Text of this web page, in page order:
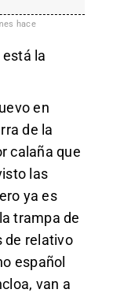
hace
la
en
de la
calaña que
las
ya es
trampa de
de relativo
español
van a